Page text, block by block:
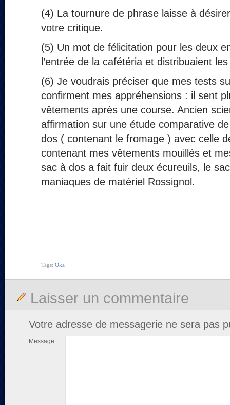
(4) La tournure de phrase laisse à
votre critique.
(5) Un mot de félicitation pour les deux
l’entrée de la cafétéria et distribuaient
(6) Je voudrais préciser que mes tests
confirment mes appréhensions : il sent
vêtements après une course. Ancien
affirmation sur une étude comparative
dos ( contenant le fromage ) avec celle
contenant mes vêtements mouillés et
sac à dos a fait fuir deux écureuils, le
maniaques de matériel Rossignol.
Tags: Oka
Laisser un commentaire
Votre adresse de messagerie ne sera pas
Message: